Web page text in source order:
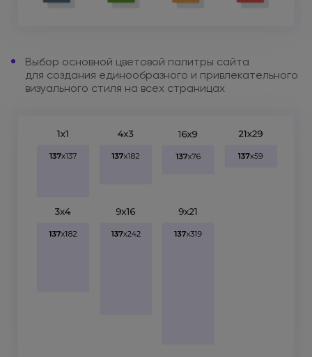
Выбор основной цветовой палитры сайта
для создания единообразного и привлекательного
визуального стиля на всех страницах